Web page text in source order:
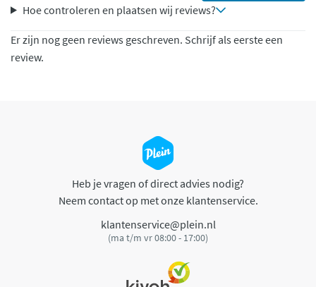
Hoe controleren en plaatsen wij reviews?
Er zijn nog geen reviews geschreven. Schrijf als eerste een
review.
Heb je vragen of direct advies nodig?
Neem contact op met onze klantenservice.
klantenservice@plein.nl
(ma t/m vr 08:00 - 17:00)